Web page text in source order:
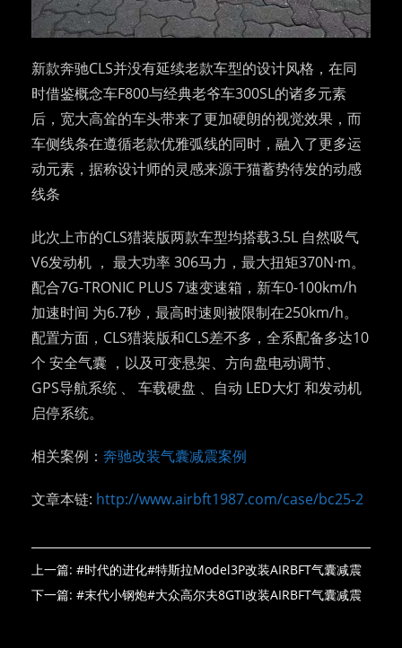
新款奔驰CLS并没有延续老款车型的设计风格，在同
时借鉴概念车F800与经典老爷车300SL的诸多元素
后，宽大高耸的车头带来了更加硬朗的视觉效果，而
车侧线条在遵循老款优雅弧线的同时，融入了更多运
动元素，据称设计师的灵感来源于猫蓄势待发的动感
线条
此次上市的CLS猎装版两款车型均搭载3.5L 自然吸气
V6发动机 ， 最大功率 306马力，最大扭矩370N·m。
配合7G-TRONIC PLUS 7速变速箱，新车0-100km/h
加速时间 为6.7秒，最高时速则被限制在250km/h。
配置方面，CLS猎装版和CLS差不多，全系配备多达10
个 安全气囊 ，以及可变悬架、方向盘电动调节、
GPS导航系统 、 车载硬盘 、自动 LED大灯 和发动机
启停系统。
相关案例： 奔驰改装气囊减震案例
文章本链: http://www.airbft1987.com/case/bc25-2
上一篇: #时代的进化#特斯拉Model3P改装AIRBFT气囊减震
下一篇: #末代小钢炮#大众高尔夫8GTI改装AIRBFT气囊减震